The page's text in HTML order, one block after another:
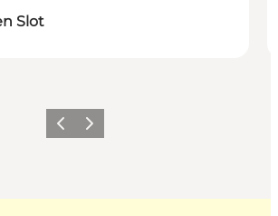
Slot
ForrigeNæste